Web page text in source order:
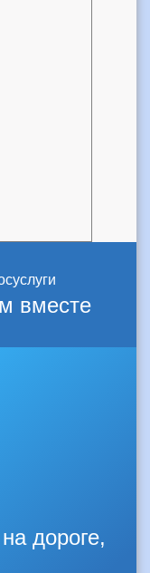
вместе
дороге,